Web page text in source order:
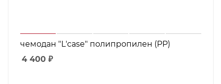
чемодан "L'case" полипропилен (PP)
4 400 ₽